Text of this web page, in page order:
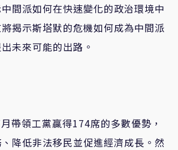
間派如何在快速變化的政治環境中
揭示斯塔默的危機如何成為中間派
未來可能的出路。
帶領工黨贏得174席的多數優勢，
降低非法移民並促進經濟成長。然